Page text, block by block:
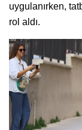
uygulanırken,
rol aldı.